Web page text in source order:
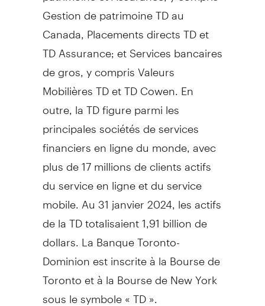
Gestion depatrimoine TD au
Canada , Placements directs TD et
TD Assurance; et Services bancaires
de gros, y compris Valeurs
Mobilières TD et TD Cowen. En
outre, la TD figure parmi les
principales sociétés de services
financiers en ligne du monde, avec
plus de 17 millions de clients actifs
du service en ligne et du service
mobile. Au 31 janvier 2024, les actifs
de la TD totalisaient 1,91 billion de
dollars. La Banque Toronto-
Dominion est inscrite à la Bourse de
Torontoet à la Bourse deNew York
sous le symbole « TD ».